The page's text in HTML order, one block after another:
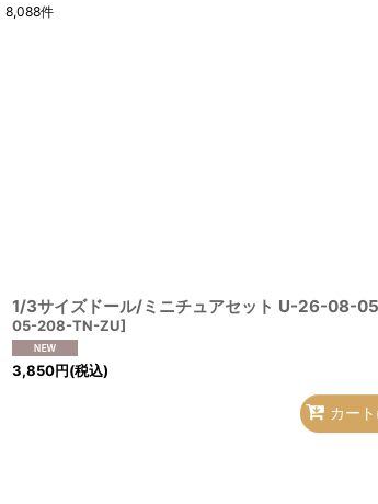
8,088件
1/3サイズドール/ミニチュアセット U-26-08-
05-208-TN-ZU]
3,850円(税込)
カー